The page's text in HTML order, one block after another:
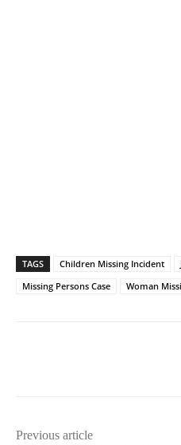
TAGS Children Missing Incident
Missing Persons Case
Woman
Previous article